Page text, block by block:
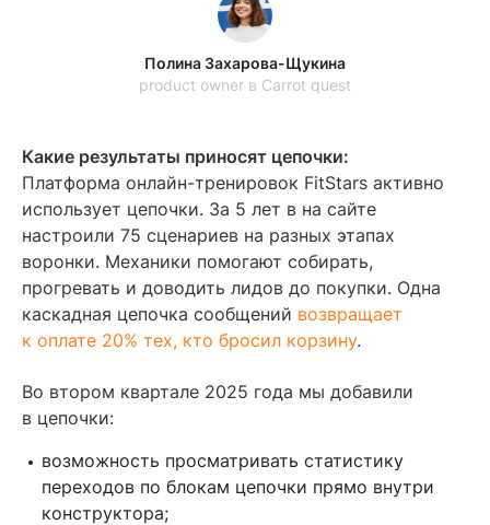
Полина Захарова-Щукина
product owner в Carrot quest
Какие результаты приносят цепочки:
Платформа онлайн-тренировок FitStars активно
использует цепочки. За 5 лет в на сайте
настроили 75 сценариев на разных этапах
воронки. Механики помогают собирать,
прогревать и доводить лидов до покупки. Одна
каскадная цепочка сообщений возвращает
к оплате 20% тех, кто бросил корзину.
Во втором квартале 2025 года мы добавили
в цепочки:
возможность просматривать статистику
переходов по блокам цепочки прямо внутри
конструктора;